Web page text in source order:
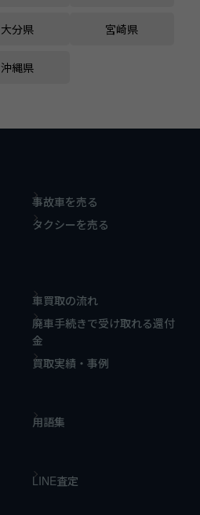
大分県 宮崎県
沖縄県
事故車を売る
タクシーを売る
車買取の流れ
廃車手続きで受け取れる還付
金
買取実績・事例
用語集
LINE査定